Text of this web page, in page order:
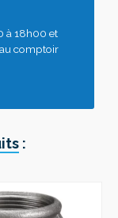
à 18h00 et
comptoir
: